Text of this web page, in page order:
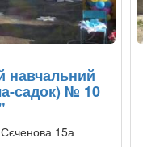
навчальний
садок) № 10
15а